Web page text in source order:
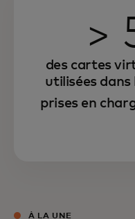
>
des cartes
utilisées
prises en
À LA UNE